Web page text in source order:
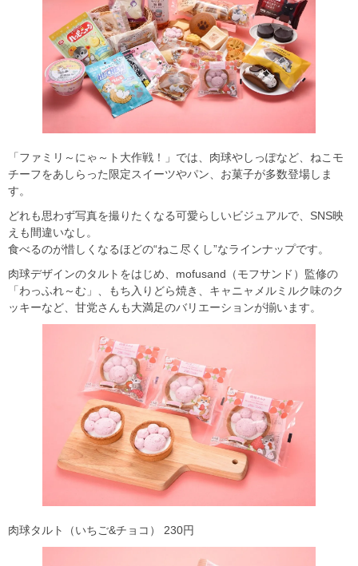
「ファミリ～にゃ～ト大作戦！」では、肉球やしっぽなど、ねこモ
チーフをあしらった限定スイーツやパン、お菓子が多数登場しま
す。
どれも思わず写真を撮りたくなる可愛らしいビジュアルで、SNS映
えも間違いなし。
食べるのが惜しくなるほどの“ねこ尽くし”なラインナップです。
肉球デザインのタルトをはじめ、mofusand（モフサンド）監修の
「わっふれ～む」、もち入りどら焼き、キャニャメルミルク味のク
ッキーなど、甘党さんも大満足のバリエーションが揃います。
肉球タルト（いちご&チョコ） 230円